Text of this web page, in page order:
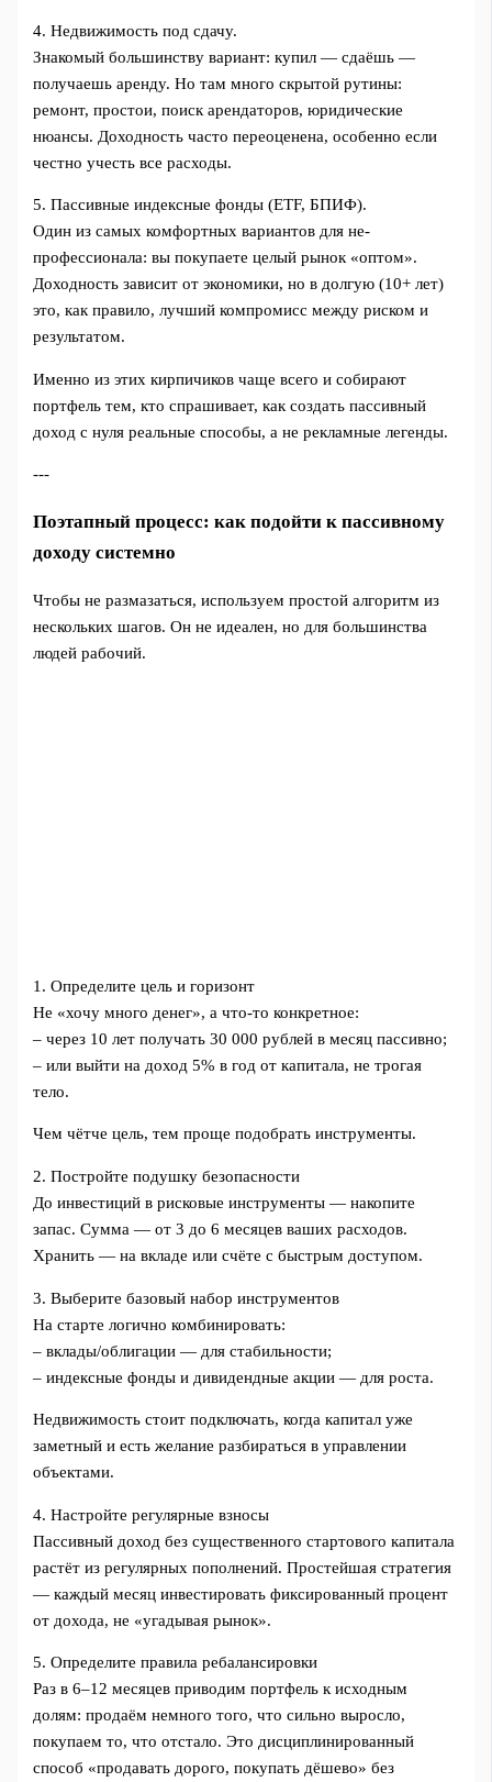
4. Недвижимость под сдачу.
Знакомый большинству вариант: купил — сдаёшь —
получаешь аренду. Но там много скрытой рутины:
ремонт, простои, поиск арендаторов, юридические
нюансы. Доходность часто переоценена, особенно если
честно учесть все расходы.
5. Пассивные индексные фонды (ETF, БПИФ).
Один из самых комфортных вариантов для не-
профессионала: вы покупаете целый рынок «оптом».
Доходность зависит от экономики, но в долгую (10+ лет)
это, как правило, лучший компромисс между риском и
результатом.
Именно из этих кирпичиков чаще всего и собирают
портфель тем, кто спрашивает, как создать пассивный
доход с нуля реальные способы, а не рекламные легенды.
---
Поэтапный процесс: как подойти к пассивному
доходу системно
Чтобы не размазаться, используем простой алгоритм из
нескольких шагов. Он не идеален, но для большинства
людей рабочий.
1. Определите цель и горизонт
Не «хочу много денег», а что-то конкретное:
– через 10 лет получать 30 000 рублей в месяц пассивно;
– или выйти на доход 5% в год от капитала, не трогая
тело.
Чем чётче цель, тем проще подобрать инструменты.
2. Постройте подушку безопасности
До инвестиций в рисковые инструменты — накопите
запас. Сумма — от 3 до 6 месяцев ваших расходов.
Хранить — на вкладе или счёте с быстрым доступом.
3. Выберите базовый набор инструментов
На старте логично комбинировать:
– вклады/облигации — для стабильности;
– индексные фонды и дивидендные акции — для роста.
Недвижимость стоит подключать, когда капитал уже
заметный и есть желание разбираться в управлении
объектами.
4. Настройте регулярные взносы
Пассивный доход без существенного стартового капитала
растёт из регулярных пополнений. Простейшая стратегия
— каждый месяц инвестировать фиксированный процент
от дохода, не «угадывая рынок».
5. Определите правила ребалансировки
Раз в 6–12 месяцев приводим портфель к исходным
долям: продаём немного того, что сильно выросло,
покупаем то, что отстало. Это дисциплинированный
способ «продавать дорого, покупать дёшево» без